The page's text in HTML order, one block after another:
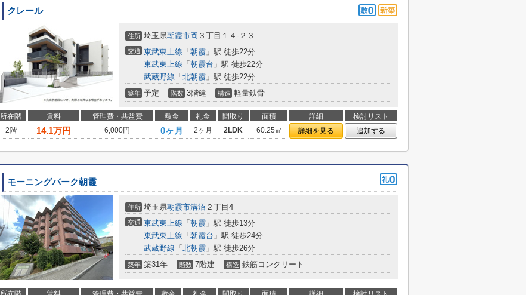
クレール
住所 埼玉県朝霞市岡 ３丁目１４-２３
交通 東武東上線 「 朝霞 」駅 徒歩22分
東武東上線 「 朝霞台 」駅 徒歩22分
武蔵野線 「 北朝霞 」駅 徒歩22分
築年 予定 階数 3階建 構造 軽量鉄骨
所在階 賃料 管理費・共益費 敷金 礼金 間取り 面積 詳細
検討リスト
2階
14.1万円 6,000円 0ヶ月 2ヶ月 2LDK 60.25㎡ 詳細を見る 追加する
モーニングパーク朝霞
住所 埼玉県朝霞市溝沼 ２丁目4
交通 東武東上線 「 朝霞 」駅 徒歩13分
東武東上線 「 朝霞台 」駅 徒歩24分
武蔵野線 「 北朝霞 」駅 徒歩26分
築年 築31年 階数 7階建 構造 鉄筋コンクリート